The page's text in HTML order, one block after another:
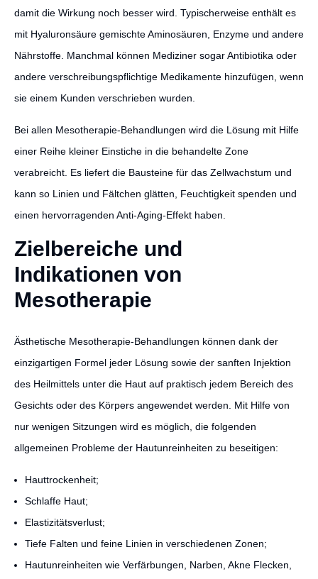
damit die Wirkung noch besser wird. Typischerweise enthält es
mit Hyaluronsäure gemischte Aminosäuren, Enzyme und andere
Nährstoffe. Manchmal können Mediziner sogar Antibiotika oder
andere verschreibungspflichtige Medikamente hinzufügen, wenn
sie einem Kunden verschrieben wurden.
Bei allen Mesotherapie-Behandlungen wird die Lösung mit Hilfe
einer Reihe kleiner Einstiche in die behandelte Zone
verabreicht. Es liefert die Bausteine für das Zellwachstum und
kann so Linien und Fältchen glätten, Feuchtigkeit spenden und
einen hervorragenden Anti-Aging-Effekt haben.
Zielbereiche und
Indikationen von
Mesotherapie
Ästhetische Mesotherapie-Behandlungen können dank der
einzigartigen Formel jeder Lösung sowie der sanften Injektion
des Heilmittels unter die Haut auf praktisch jedem Bereich des
Gesichts oder des Körpers angewendet werden. Mit Hilfe von
nur wenigen Sitzungen wird es möglich, die folgenden
allgemeinen Probleme der Hautunreinheiten zu beseitigen:
Hauttrockenheit;
Schlaffe Haut;
Elastizitätsverlust;
Tiefe Falten und feine Linien in verschiedenen Zonen;
Hautunreinheiten wie Verfärbungen, Narben, Akne Flecken,